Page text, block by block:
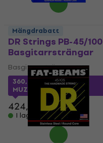
DR Strings PB-45/100
Basgitarrsträngar
Basgitarrsträngar
360,49 krmed kod
MUZMUZ-10
424,05 kr
I lager för E-shop
Mängdrabatt